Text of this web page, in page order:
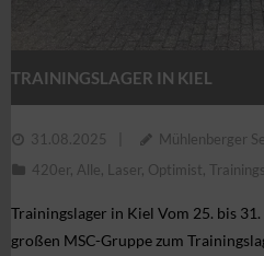
TRAININGSLAGER IN KIEL
31.08.2025
Mühlenberger
420er Alle Laser Optimist
Trainingslager in Kiel Vom 25. bis
großen MSC-Gruppe zum